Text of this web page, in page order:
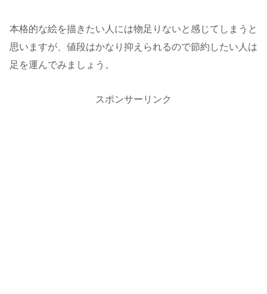
本格的な絵を描きたい人には物足りないと感じてしまうと
思いますが、値段はかなり抑えられるので節約したい人は
足を運んでみましょう。
スポンサーリンク